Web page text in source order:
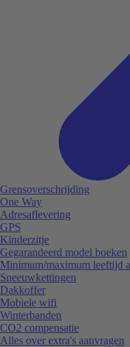
Grensoverschrijding
One Way
Adresaflevering
GPS
Kinderzitje
Gegarandeerd model boeken
Minimum/maximum leeftijd
Sneeuwkettingen
Dakkoffer
Mobiele wifi
Winterbanden
CO2 compensatie
Alles over extra's aanvragen